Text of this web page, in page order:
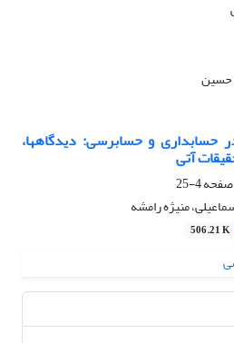
حسین
حسابداری و حسابرسی: دیدگاهها،
آتی
4-25
منیژه رامشه
506.21 K